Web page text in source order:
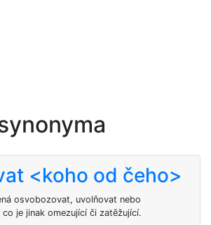
<koho od čeho>
osvobozovat, uvolňovat nebo
je jinak omezující či zatěžující.